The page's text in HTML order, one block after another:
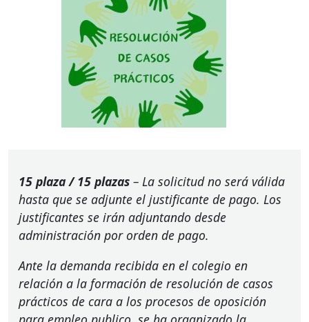
15 plaza / 15 plazas – La solicitud no será válida
hasta que se adjunte el justificante de pago. Los
justificantes se irán adjuntando desde
administración por orden de pago.
Ante la demanda recibida en el colegio en
relación a la formación de resolución de casos
prácticos de cara a los procesos de oposición